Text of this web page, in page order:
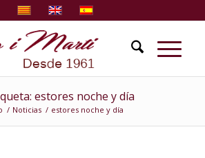
estores noche y día
/ Noticias / estores noche y día